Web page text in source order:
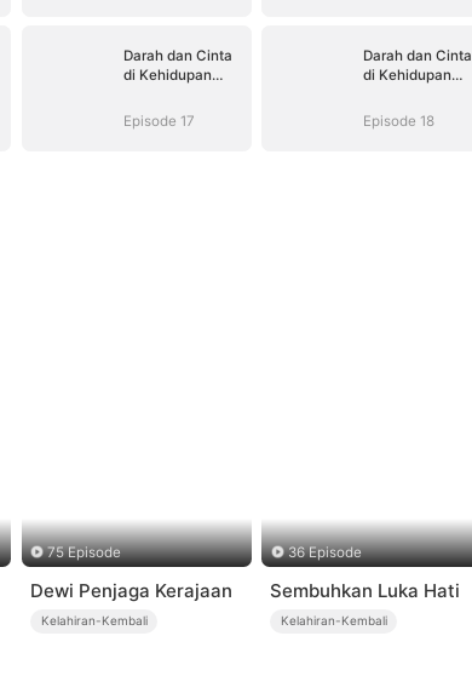
Darah dan Cinta
di Kehidupan
Episode 17
Darah dan Cinta
di Kehidupan
Episode 18
75 Episode
Dewi Penjaga Kerajaan
Kelahiran-Kembali
36 Episode
Sembuhkan Luka Hati
Kelahiran-Kembali